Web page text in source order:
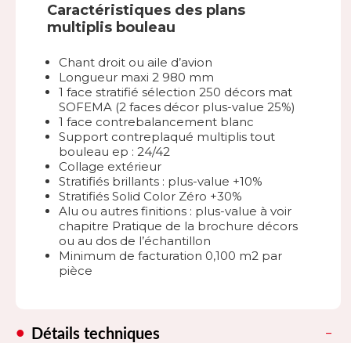
Caractéristiques des plans
multiplis bouleau
Chant droit ou aile d’avion
Longueur maxi 2 980 mm
1 face stratifié sélection 250 décors mat
SOFEMA (2 faces décor plus-value 25%)
1 face contrebalancement blanc
Support contreplaqué multiplis tout
bouleau ep : 24/42
Collage extérieur
Stratifiés brillants : plus-value +10%
Stratifiés Solid Color Zéro +30%
Alu ou autres finitions : plus-value à voir
chapitre Pratique de la brochure décors
ou au dos de l’échantillon
Minimum de facturation 0,100 m2 par
pièce
Détails techniques